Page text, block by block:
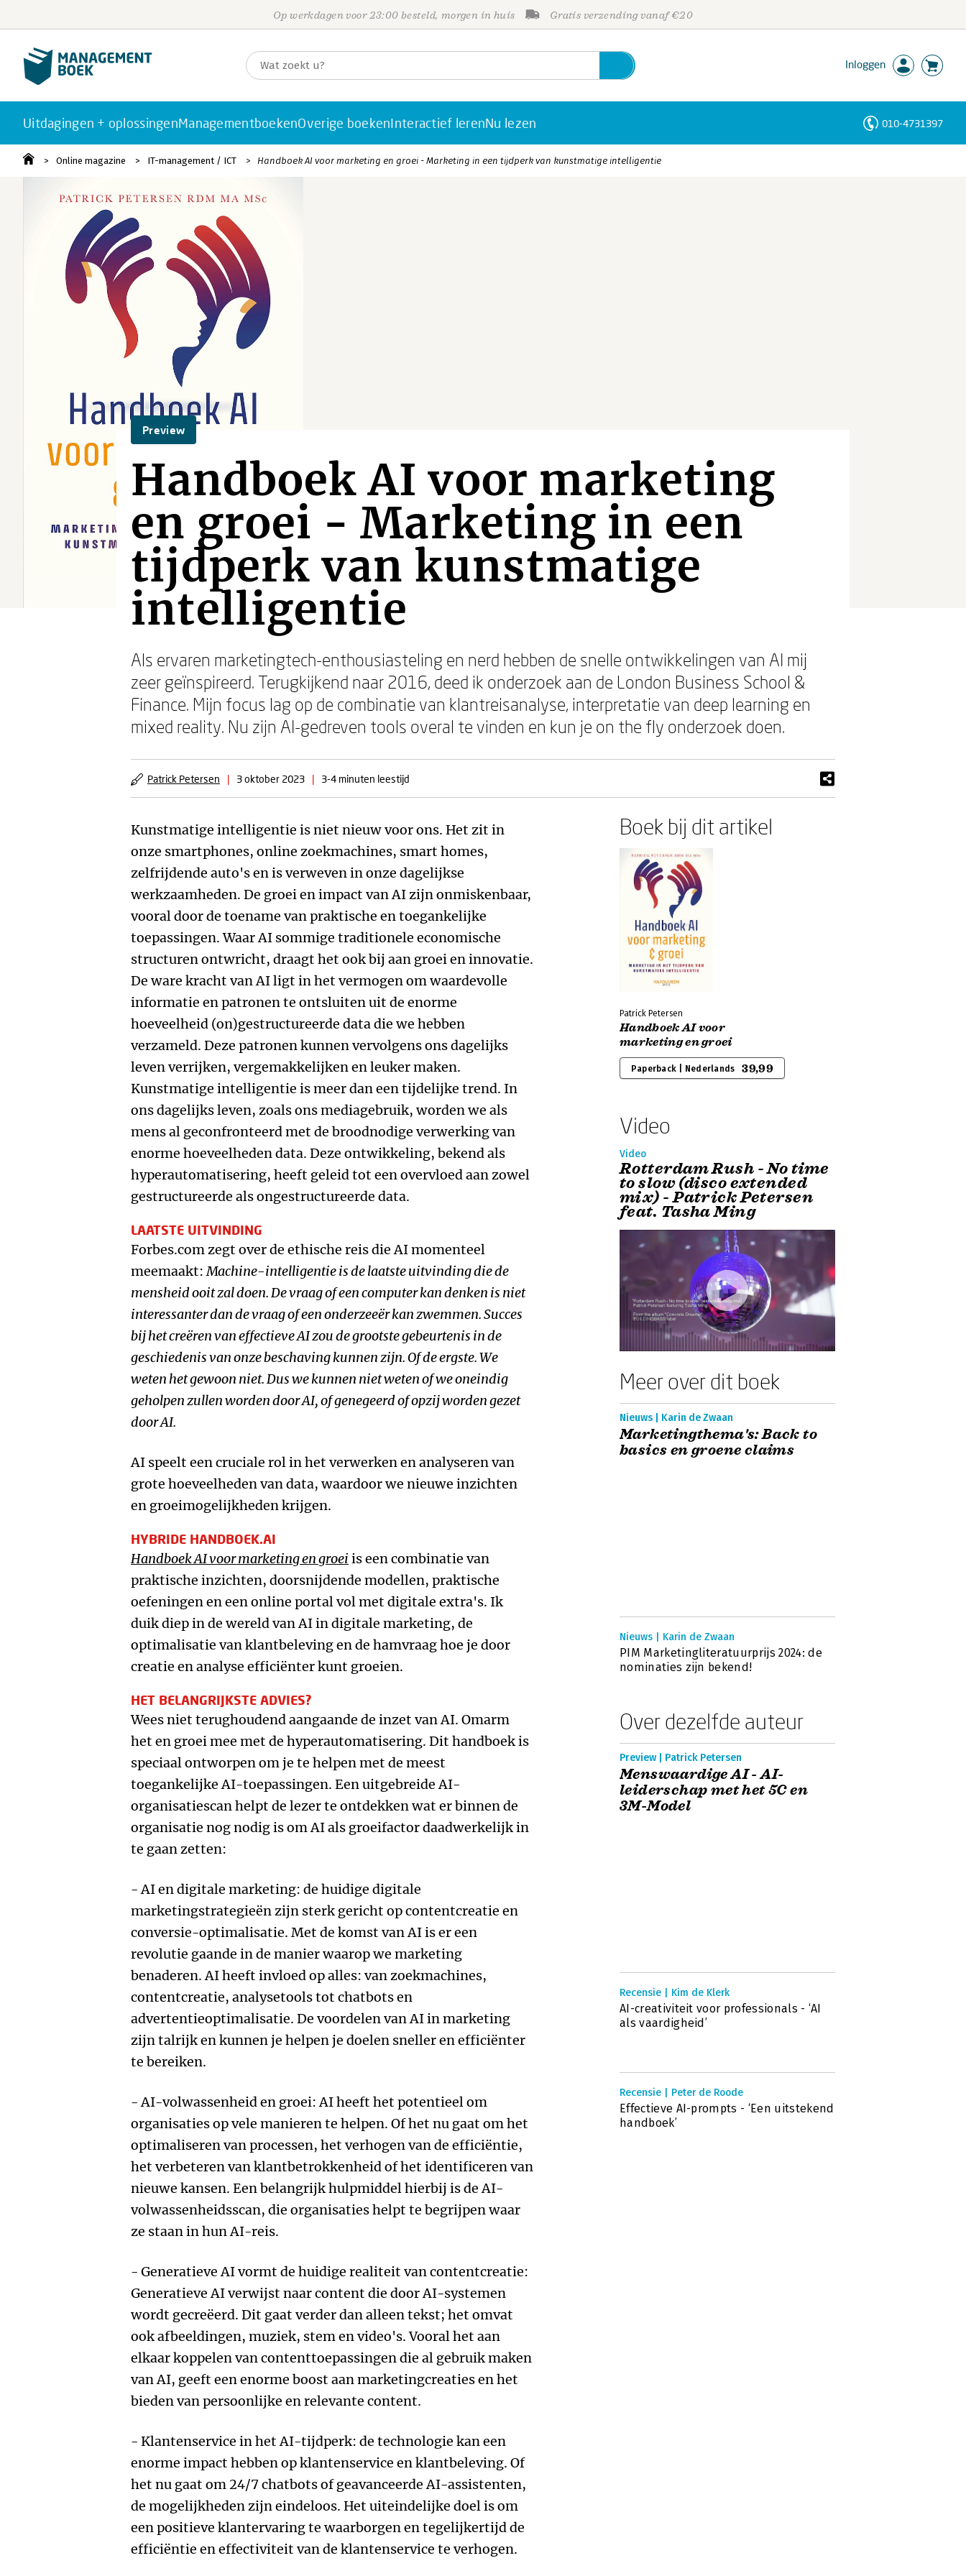
Op werkdagen voor 23:00 besteld, morgen in huis Gratis verzending vanaf €20
Inloggen
Uitdagingen + oplossingenManagementboekenOverige boekenInteractief lerenNu lezen 010-4731397
Online magazine IT-management / ICT Handboek AI voor marketing en groei - Marketing in een tijdperk van kunstmatige intelligentie
Preview
Handboek AI voor marketing
en groei - Marketing in een
tijdperk van kunstmatige
intelligentie
Als ervaren marketingtech-enthousiasteling en nerd hebben de snelle ontwikkelingen van AI mij
zeer geïnspireerd. Terugkijkend naar 2016, deed ik onderzoek aan de London Business School &
Finance. Mijn focus lag op de combinatie van klantreisanalyse, interpretatie van deep learning en
mixed reality. Nu zijn AI-gedreven tools overal te vinden en kun je on the fly onderzoek doen.
Patrick Petersen | 3 oktober 2023 | 3-4 minuten leestijd
Kunstmatige intelligentie is niet nieuw voor ons. Het zit in
onze smartphones, online zoekmachines, smart homes,
zelfrijdende auto's en is verweven in onze dagelijkse
werkzaamheden. De groei en impact van AI zijn onmiskenbaar,
vooral door de toename van praktische en toegankelijke
toepassingen. Waar AI sommige traditionele economische
structuren ontwricht, draagt het ook bij aan groei en innovatie.
De ware kracht van AI ligt in het vermogen om waardevolle
informatie en patronen te ontsluiten uit de enorme
hoeveelheid (on)gestructureerde data die we hebben
verzameld. Deze patronen kunnen vervolgens ons dagelijks
leven verrijken, vergemakkelijken en leuker maken.
Kunstmatige intelligentie is meer dan een tijdelijke trend. In
ons dagelijks leven, zoals ons mediagebruik, worden we als
mens al geconfronteerd met de broodnodige verwerking van
enorme hoeveelheden data. Deze ontwikkeling, bekend als
hyperautomatisering, heeft geleid tot een overvloed aan zowel
gestructureerde als ongestructureerde data.
LAATSTE UITVINDING
Forbes.com zegt over de ethische reis die AI momenteel
meemaakt:Machine-intelligentie is de laatste uitvinding die de
mensheid ooit zal doen. De vraag of een computer kan denken is niet
interessanter dan de vraag of een onderzeeër kan zwemmen. Succes
bij het creëren van effectieve AI zou de grootste gebeurtenis in de
geschiedenis van onze beschaving kunnen zijn. Of de ergste. We
weten het gewoon niet. Dus we kunnen niet weten of we oneindig
geholpen zullen worden door AI, of genegeerd of opzij worden gezet
door AI.
AI speelt een cruciale rol in het verwerken en analyseren van
grote hoeveelheden van data, waardoor we nieuwe inzichten
en groeimogelijkheden krijgen.
HYBRIDE HANDBOEK.AI
Handboek AI voor marketing en groei is een combinatie van
praktische inzichten, doorsnijdende modellen, praktische
oefeningen en een online portal vol met digitale extra's. Ik
duik diep in de wereld van AI in digitale marketing, de
optimalisatie van klantbeleving en de hamvraag hoe je door
creatie en analyse efficiënter kunt groeien.
HET BELANGRIJKSTE ADVIES?
Wees niet terughoudend aangaande de inzet van AI. Omarm
het en groei mee met de hyperautomatisering. Dit handboek is
speciaal ontworpen om je te helpen met de meest
toegankelijke AI-toepassingen. Een uitgebreide AI-
organisatiescan helpt de lezer te ontdekken wat er binnen de
organisatie nog nodig is om AI als groeifactor daadwerkelijk in
te gaan zetten:
- AI en digitale marketing: de huidige digitale
marketingstrategieën zijn sterk gericht op contentcreatie en
conversie-optimalisatie. Met de komst van AI is er een
revolutie gaande in de manier waarop we marketing
benaderen. AI heeft invloed op alles: van zoekmachines,
contentcreatie, analysetools tot chatbots en
advertentieoptimalisatie. De voordelen van AI in marketing
zijn talrijk en kunnen je helpen je doelen sneller en efficiënter
te bereiken.
- AI-volwassenheid en groei: AI heeft het potentieel om
organisaties op vele manieren te helpen. Of het nu gaat om het
optimaliseren van processen, het verhogen van de efficiëntie,
het verbeteren van klantbetrokkenheid of het identificeren van
nieuwe kansen. Een belangrijk hulpmiddel hierbij is de AI-
volwassenheidsscan, die organisaties helpt te begrijpen waar
ze staan in hun AI-reis.
- Generatieve AI vormt de huidige realiteit van contentcreatie:
Generatieve AI verwijst naar content die door AI-systemen
wordt gecreëerd. Dit gaat verder dan alleen tekst; het omvat
ook afbeeldingen, muziek, stem en video's. Vooral het aan
elkaar koppelen van contenttoepassingen die al gebruik maken
van AI, geeft een enorme boost aan marketingcreaties en het
bieden van persoonlijke en relevante content.
- Klantenservice in het AI-tijdperk: de technologie kan een
enorme impact hebben op klantenservice en klantbeleving. Of
het nu gaat om 24/7 chatbots of geavanceerde AI-assistenten,
de mogelijkheden zijn eindeloos. Het uiteindelijke doel is om
een positieve klantervaring te waarborgen en tegelijkertijd de
efficiëntie en effectiviteit van de klantenservice te verhogen.
Boek bij dit artikel
Patrick Petersen
Handboek AI voor
marketing en groei
Paperback | Nederlands 39,99
Video
Video
Rotterdam Rush - No time
to slow (disco extended
mix) - Patrick Petersen
feat. Tasha Ming
Meer over dit boek
Nieuws | Karin de Zwaan
Marketingthema's: Back to
basics en groene claims
Nieuws | Karin de Zwaan
PIM Marketingliteratuurprijs 2024: de
nominaties zijn bekend!
Over dezelfde auteur
Preview | Patrick Petersen
Menswaardige AI - AI-
leiderschap met het 5C en
3M-Model
Recensie | Kim de Klerk
AI-creativiteit voor professionals - ‘AI
als vaardigheid’
Recensie | Peter de Roode
Effectieve AI-prompts - ‘Een uitstekend
handboek’
Personen